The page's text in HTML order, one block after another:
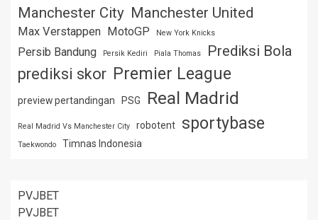
Manchester City Manchester United
Max Verstappen MotoGP New York Knicks
Persib Bandung Persik Kediri Piala Thomas Prediksi Bola
prediksi skor Premier League
preview pertandingan PSG Real Madrid
Real Madrid Vs Manchester City robotent sportybase
Taekwondo Timnas Indonesia
PVJBET
PVJBET